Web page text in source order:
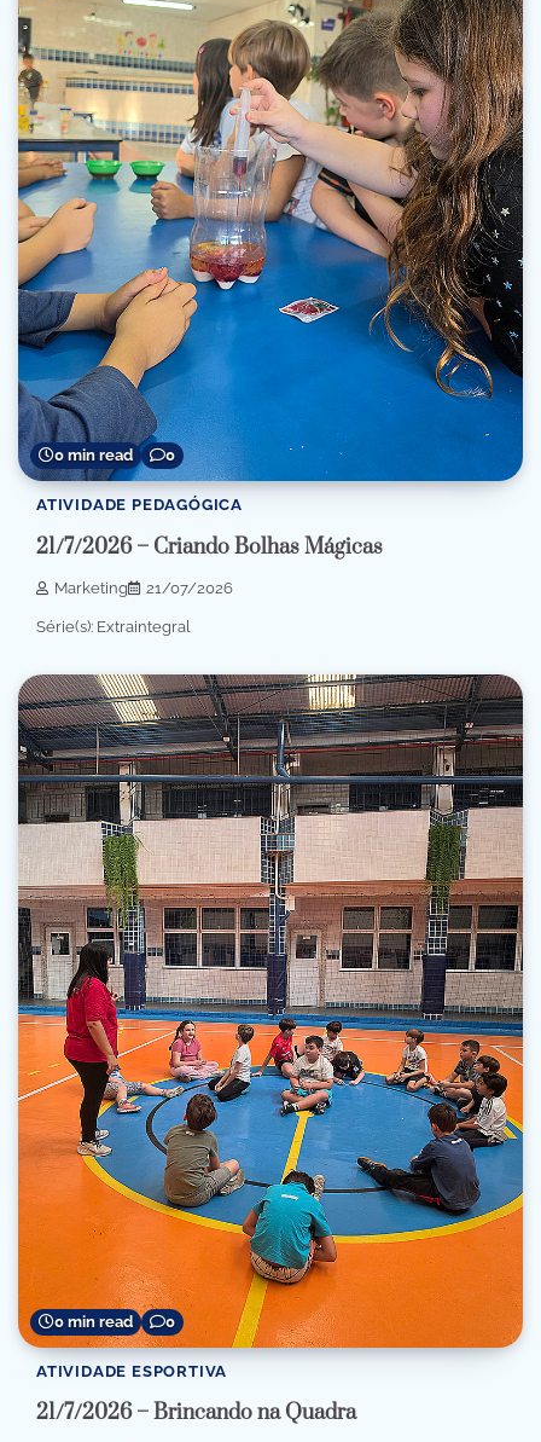
0 min read 0
ATIVIDADE PEDAGÓGICA
21/7/2026 – Criando Bolhas Mágicas
Marketing 21/07/2026
Série(s): Extraintegral
0 min read 0
ATIVIDADE ESPORTIVA
21/7/2026 – Brincando na Quadra